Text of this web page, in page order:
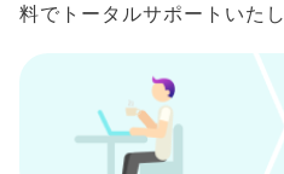
料でトータルサポートいたし